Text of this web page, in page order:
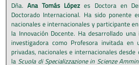
Dña.Ana Tomás López es Doctora en
Doctorado Internacional. Ha sido ponente
nacionales e internacionales y participante
la Innovación Docente. Ha desarrollado
investigadora como Profesora invitada en
privadas, nacionales e internacionales
la Scuola di Specializzazione in Scienze